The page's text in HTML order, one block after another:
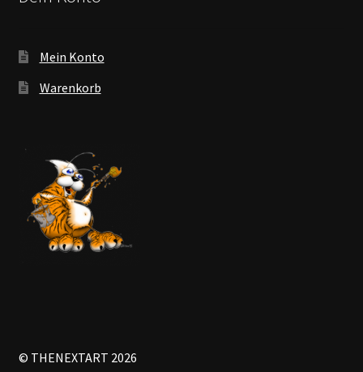
Mein Konto
Warenkorb
© THENEXTART 2026